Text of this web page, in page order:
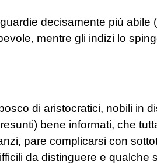
decisamente più abile
mentre gli indizi lo
di aristocratici, nobili in
bene informati, che
pare complicarsi con
da distinguere e qualche